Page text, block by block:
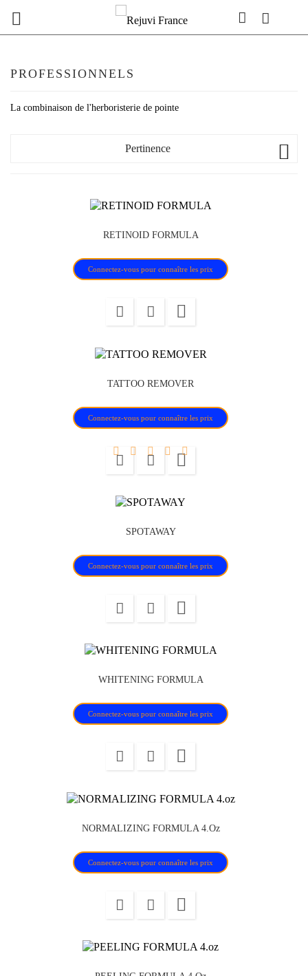

PROFESSIONNELS
La combinaison de l'herboristerie de pointe
Pertinence 
RETINOID FORMULA
Connectez-vous pour connaître les prix

TATTOO REMOVER
Connectez-vous pour connaître les prix

SPOTAWAY
Connectez-vous pour connaître les prix

WHITENING FORMULA
Connectez-vous pour connaître les prix

NORMALIZING FORMULA 4.oz
Connectez-vous pour connaître les prix
